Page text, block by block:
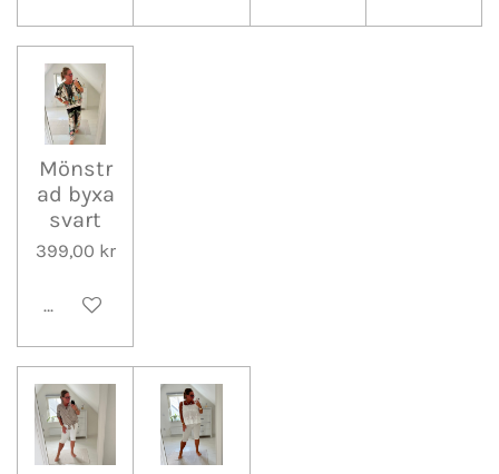
Mönstr
ad byxa
svart
399,00 kr
Lägg till i varukorg